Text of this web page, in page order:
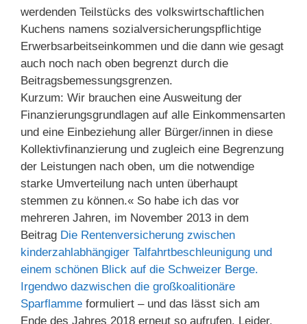
werdenden Teilstücks des volkswirtschaftlichen
Kuchens namens sozialversicherungspflichtige
Erwerbsarbeitseinkommen und die dann wie gesagt
auch noch nach oben begrenzt durch die
Beitragsbemessungsgrenzen.
Kurzum: Wir brauchen eine Ausweitung der
Finanzierungsgrundlagen auf alle Einkommensarten
und eine Einbeziehung aller Bürger/innen in diese
Kollektivfinanzierung und zugleich eine Begrenzung
der Leistungen nach oben, um die notwendige
starke Umverteilung nach unten überhaupt
stemmen zu können.« So habe ich das vor
mehreren Jahren, im November 2013 in dem
Beitrag Die Rentenversicherung zwischen
kinderzahlabhängiger Talfahrtbeschleunigung und
einem schönen Blick auf die Schweizer Berge.
Irgendwo dazwischen die großkoalitionäre
Sparflamme formuliert – und das lässt sich am
Ende des Jahres 2018 erneut so aufrufen. Leider.